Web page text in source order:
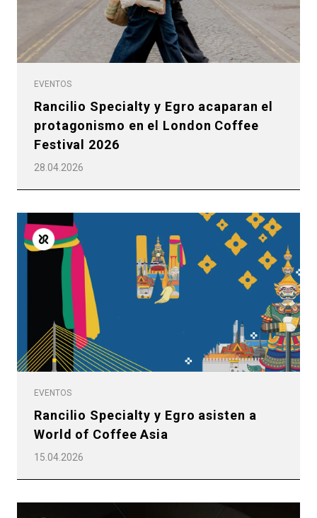
EVENTOS
Rancilio Specialty y Egro acaparan el
protagonismo en el London Coffee
Festival 2026
28.04.2026
EVENTOS
Rancilio Specialty y Egro asisten a
World of Coffee Asia
15.04.2026